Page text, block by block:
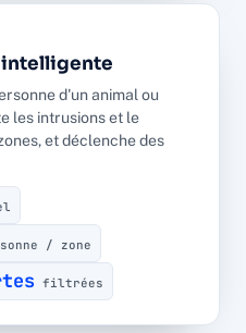
d'un animal ou
les intrusions et le
et déclenche des
/ zone
filtrées